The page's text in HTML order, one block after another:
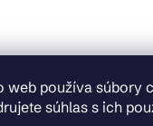
web používa súbory
súhlas s ich